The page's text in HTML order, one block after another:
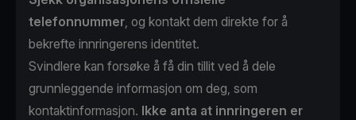
telefonnummer, og kontakt dem direkte for å
bekrefte innringerens identitet.
Svindlere kan forsøke å få din tillit ved å dele
grunnleggende informasjon om deg, som
kontaktinformasjon. Ikke anta at innringeren er